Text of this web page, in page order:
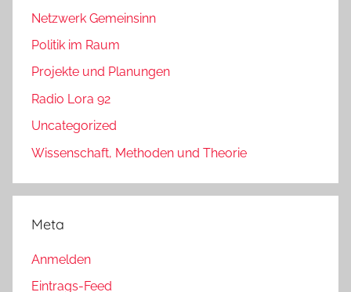
Netzwerk Gemeinsinn
Politik im Raum
Projekte und Planungen
Radio Lora 92
Uncategorized
Wissenschaft, Methoden und Theorie
Meta
Anmelden
Eintrags-Feed